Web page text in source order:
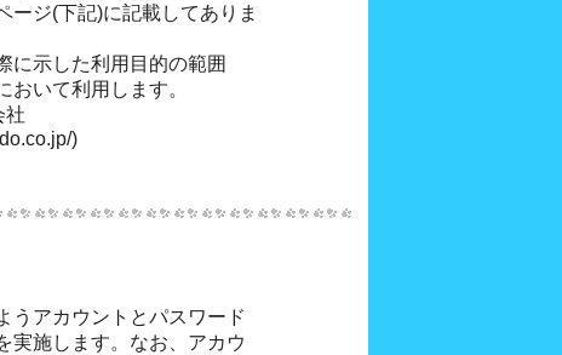
ージ(下記)に記載してありま
に示した利用目的の範囲
おいて利用します。
社
)
うアカウントとパスワード
実施します。なお、アカウ